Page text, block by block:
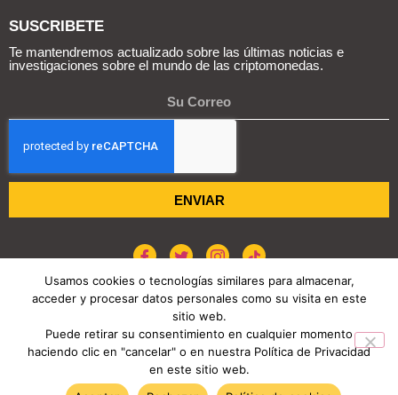
SUSCRIBETE
Te mantendremos actualizado sobre las últimas noticias e
investigaciones sobre el mundo de las criptomonedas.
ENVIAR
COPYRIGHT © 2026 REPORTE CRIPTO
POLÍTICA DE COOKIES
TENDENCIAS HOY
Usamos cookies o tecnologías similares para almacenar,
acceder y procesar datos personales como su visita en este
sitio web.
Puede retirar su consentimiento en cualquier momento
haciendo clic en "cancelar" o en nuestra Política de Privacidad
en este sitio web.